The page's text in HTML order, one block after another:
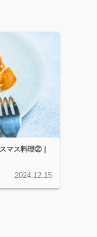
マス料理②｜
2024.12.15